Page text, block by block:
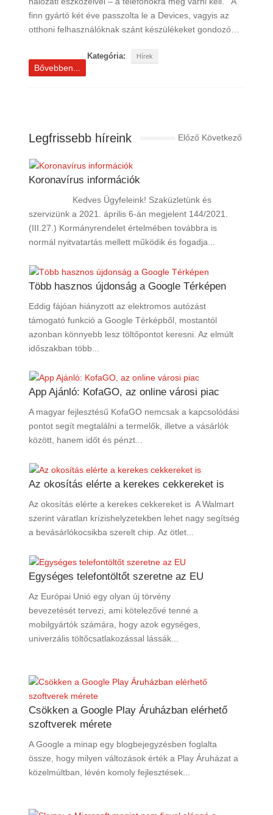
finn gyártó két éve passzolta le a Devices, vagyis az
otthoni felhasználóknak szánt készülékeket gondozó…
Kategória: Hírek
Bővebben...
Legfrissebb híreink Előző Következő
Koronavírus információk
Kedves Ügyfeleink! Szaküzletünk és
szervizünk a 2021. április 6-án megjelent 144/2021.
(III.27.) Kormányrendelet értelmében továbbra is
normál nyitvatartás mellett működik és fogadja...
Több hasznos újdonság a Google Térképen
Eddig fájóan hiányzott az elektromos autózást
támogató funkció a Google Térképből, mostantól
azonban könnyebb lesz töltőpontot keresni. Az elmúlt
időszakban több...
App Ajánló: KofaGO, az online városi piac
A magyar fejlesztésű KofaGO nemcsak a kapcsolódási
pontot segít megtalálni a termelők, illetve a vásárlók
között, hanem időt és pénzt...
Az okosítás elérte a kerekes cekkereket is
Az okosítás elérte a kerekes cekkereket is A Walmart
szerint váratlan krízishelyzetekben lehet nagy segítség
a bevásárlókocsikba szerelt chip. Az ötlet...
Egységes telefontöltőt szeretne az EU
Az Európai Unió egy olyan új törvény
bevezetését tervezi, ami kötelezővé tenné a
mobilgyártók számára, hogy azok egységes,
univerzális töltőcsatlakozással lássák...
Csökken a Google Play Áruházban elérhető
szoftverek mérete
A Google a minap egy blogbejegyzésben foglalta
össze, hogy milyen változások érték a Play Áruházat a
közelmúltban, lévén komoly fejlesztések...